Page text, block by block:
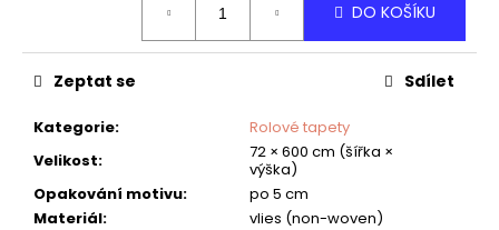
DO KOŠÍKU
Kategorie:
Rolové tapety
Velikost:
72 × 600 cm (šířka ×
výška)
Opakování motivu:
po 5 cm
Materiál: vlies (non-woven)
Zeptat se Sdílet
o
p
u
č
u